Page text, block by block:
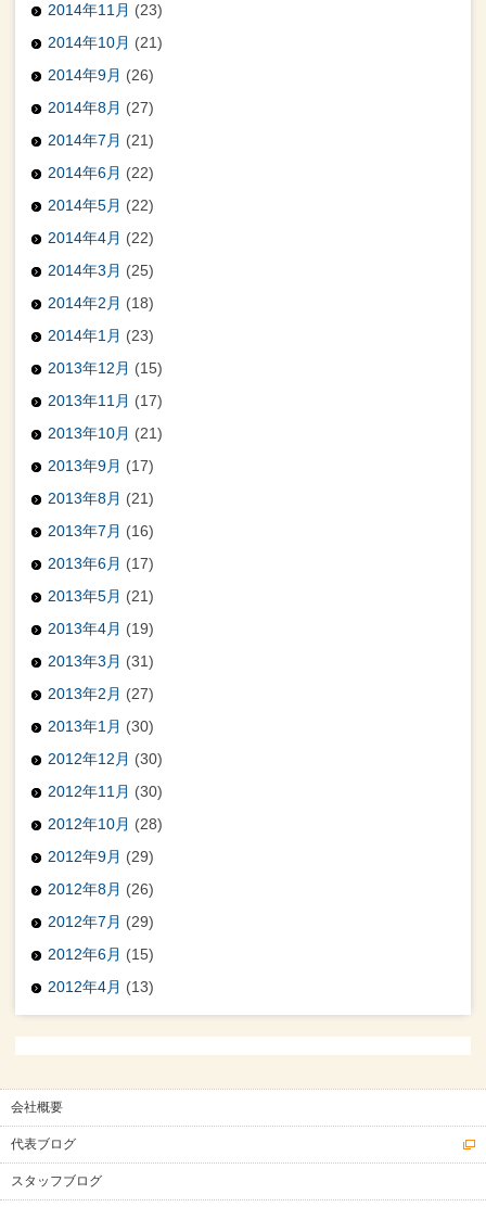
2014年11月 (23)
2014年10月 (21)
2014年9月 (26)
2014年8月 (27)
2014年7月 (21)
2014年6月 (22)
2014年5月 (22)
2014年4月 (22)
2014年3月 (25)
2014年2月 (18)
2014年1月 (23)
2013年12月 (15)
2013年11月 (17)
2013年10月 (21)
2013年9月 (17)
2013年8月 (21)
2013年7月 (16)
2013年6月 (17)
2013年5月 (21)
2013年4月 (19)
2013年3月 (31)
2013年2月 (27)
2013年1月 (30)
2012年12月 (30)
2012年11月 (30)
2012年10月 (28)
2012年9月 (29)
2012年8月 (26)
2012年7月 (29)
2012年6月 (15)
2012年4月 (13)
会社概要
代表ブログ
スタッフブログ